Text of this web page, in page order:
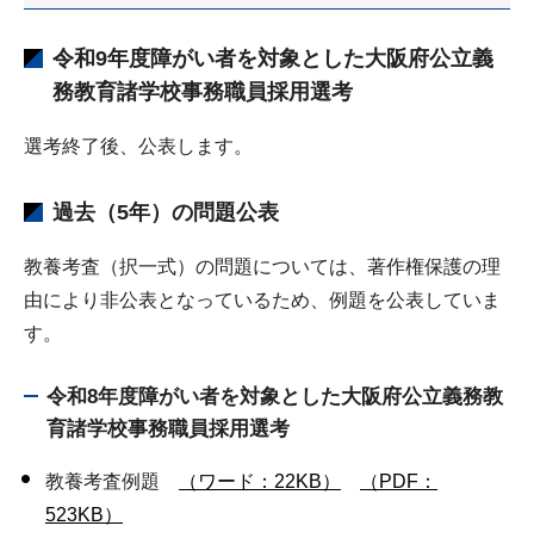
令和9年度障がい者を対象とした大阪府公立義
務教育諸学校事務職員採用選考
選考終了後、公表します。
過去（5年）の問題公表
教養考査（択一式）の問題については、著作権保護の理
由により非公表となっているため、例題を公表していま
す。
令和8年度障がい者を対象とした大阪府公立義務教
育諸学校事務職員採用選考
教養考査例題 （ワード：22KB）
（PDF：
523KB）